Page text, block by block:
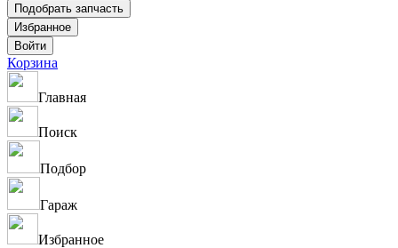
Корзина
Главная
Поиск
Подбор
Гараж
Избранное